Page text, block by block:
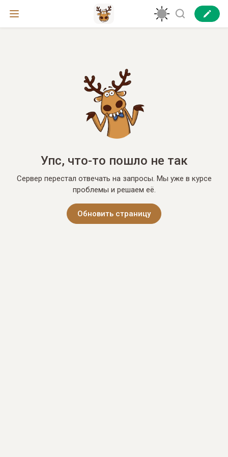
Упс, что-то пошло не так
Сервер перестал отвечать на запросы. Мы уже в курсе
проблемы и решаем её.
Обновить страницу